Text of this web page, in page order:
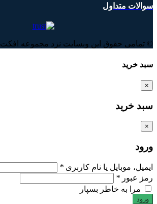
سوالات متداول
© تمامی حقوق این وبسایت نزد مجموعه افکت 24 محفوظ میباشد.
سبد خرید
×
سبد خرید
×
ورود
ایمیل، موبایل یا نام کاربری *
رمز عبور *
مرا به خاطر بسپار